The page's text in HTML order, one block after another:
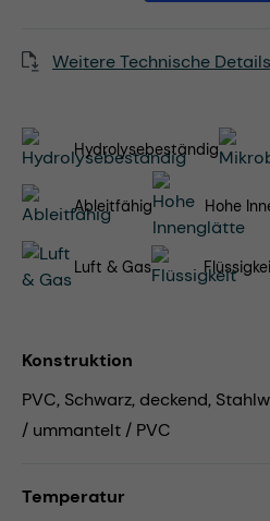
Weitere Technische Details
Hydrolysebeständig
Ableitfähig Hohe
Luft & Gas
Konstruktion
PVC, Schwarz, deckend,
/ ummantelt / PVC
Temperatur